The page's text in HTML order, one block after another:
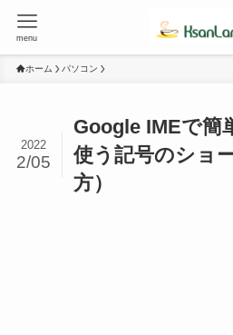
menu
ホーム パソコン
Google IMEで簡
使う記号のショ
方）
2022
2/05